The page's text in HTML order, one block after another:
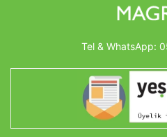
Tel & WhatsApp: